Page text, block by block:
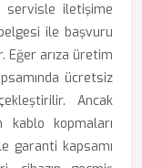
servisle iletişime
ile başvuru
Eğer arıza üretim
ücretsiz
Ancak
kablo kopmaları
garanti kapsamı